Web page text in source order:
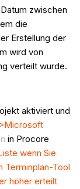
zwischen
die
Erstellung der
wird von
verteilt wurde.
aktiviert und
in Procore
wenn Sie
Terminplan-Tool
höher erteilt